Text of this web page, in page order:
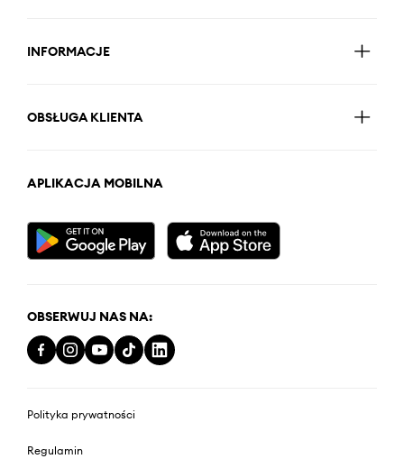
INFORMACJE
OBSŁUGA KLIENTA
APLIKACJA MOBILNA
OBSERWUJ NAS NA:
Polityka prywatności
Regulamin